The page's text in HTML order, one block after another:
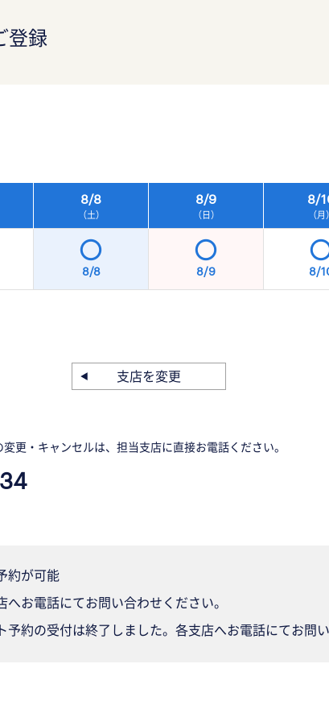
登録
8/8
（土）
8/9
（日）
8/
（月）
8/8 8/9 8/
支店を変更
更・キャンセルは、担当支店に直接お電話ください。
約が可能
へお電話にてお問い合わせください。
予約の受付は終了しました。各支店へお電話にてお問い